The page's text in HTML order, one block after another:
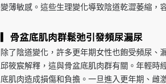
變薄敏感。這些生理變化導致陰道乾澀萎縮，
▎骨盆底肌肉群鬆弛引發頻尿漏尿
除了陰道變化，許多更年期女性也飽受頻尿、
邱筱宸解釋，這與骨盆底肌肉群有關。年輕時
底肌肉造成損傷和負擔。一旦進入更年期、雌